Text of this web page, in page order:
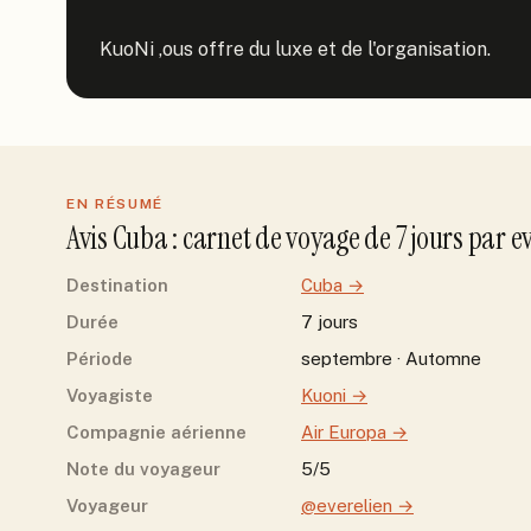
KuoNi ,ous offre du luxe et de l'organisation.
EN RÉSUMÉ
AvisCuba: carnet de voyage de7jourspar
Destination Cuba →
Durée
7 jours
Période
septembre · Automne
Voyagiste
Kuoni →
Compagnie aérienne
Air Europa →
Note du voyageur
5/5
Voyageur
@everelien →